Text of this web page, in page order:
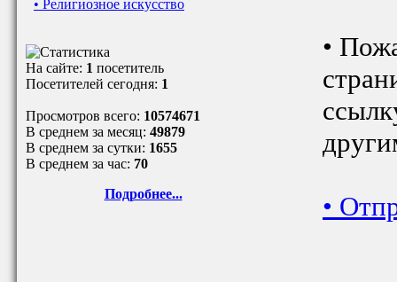
• Религиозное искусство
На сайте: 1 посетитель
Посетителей сегодня: 1
Просмотров всего: 10574671
В среднем за месяц: 49879
В среднем за сутки: 1655
В среднем за час: 70
Подробнее...
•
•